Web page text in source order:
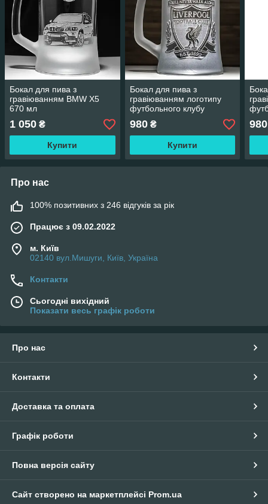
Бокал для пива з
гравіюванням BMW X5
670 мл
1 050 ₴
Купити
Бокал для пива з
гравіюванням логотипу
футбольного клубу
Ліверпуль FC Liverpool
670 мл
980₴
Купити
980
Про нас
100% позитивних з 246 відгуків за рік
Працює з 09.02.2022
м. Київ
02140 вул.Мишуги, Київ, Україна
Контакти
Сьогодні вихідний
Показати весь графік роботи
Про нас
Контакти
Доставка та оплата
Графік роботи
Повна версія сайту
Сайт створено на маркетплейсі Prom.ua